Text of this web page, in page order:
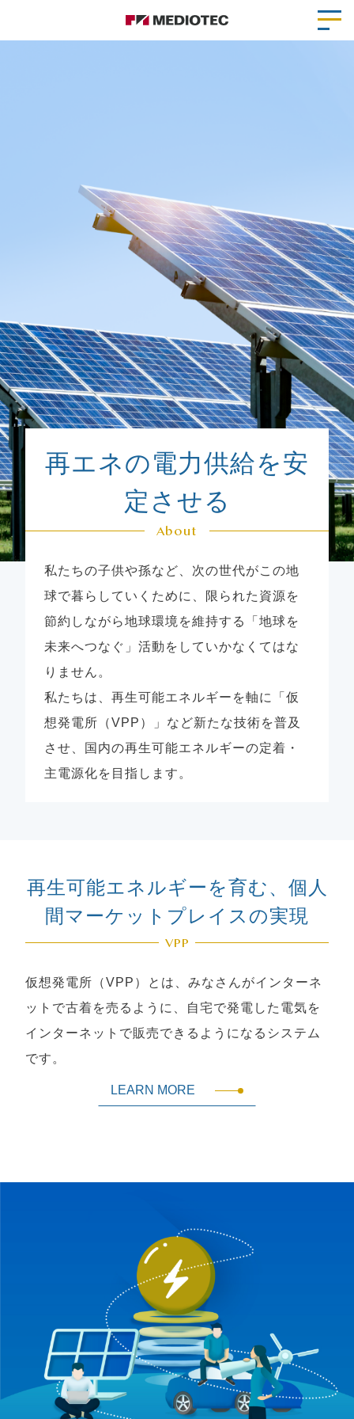
再エネの電力供給を安
定させる
About
私たちの子供や孫など、次の世代がこの地
球で暮らしていくために、限られた資源を
節約しながら地球環境を維持する「地球を
未来へつなぐ」活動をしていかなくてはな
りません。
私たちは、再生可能エネルギーを軸に「仮
想発電所（VPP）」など新たな技術を普及
させ、国内の再生可能エネルギーの定着・
主電源化を目指します。
再生可能エネルギーを育む、個人
間マーケットプレイスの実現
VPP
仮想発電所（VPP）とは、みなさんがインターネ
ットで古着を売るように、自宅で発電した電気を
インターネットで販売できるようになるシステム
です。
LEARN MORE